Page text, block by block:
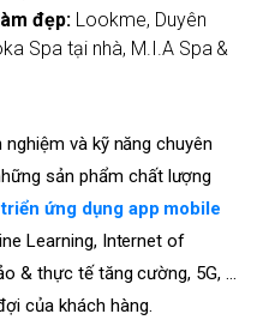
đẹp: Lookme, Duyên
Spa tại nhà, M.I.A Spa &
và kỹ năng chuyên
sản phẩm chất lượng
ứng dụng app mobile
Learning, Internet of
& thực tế tăng cường, 5G, …
của khách hàng.